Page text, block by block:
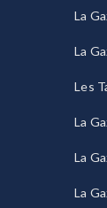
La
La
Les
La
La
La